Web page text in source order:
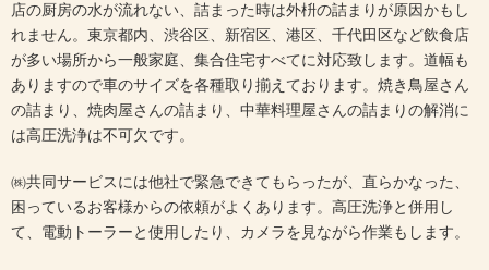
店の厨房の水が流れない、詰まった時は外枡の詰まりが原因かもし
れません。東京都内、渋谷区、新宿区、港区、千代田区など飲食店
が多い場所から一般家庭、集合住宅すべてに対応致します。道幅も
ありますので車のサイズを各種取り揃えております。焼き鳥屋さん
の詰まり、焼肉屋さんの詰まり、中華料理屋さんの詰まりの解消に
は高圧洗浄は不可欠です。
㈱共同サービスには他社で緊急できてもらったが、直らかなった、
困っているお客様からの依頼がよくあります。高圧洗浄と併用し
て、電動トーラーと使用したり、カメラを見ながら作業もします。